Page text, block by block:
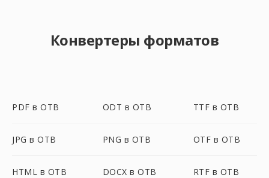
Конвертеры форматов
PDF в OTB ODT в OTB TTF в OTB
JPG в OTB PNG в OTB OTF в OTB
HTML в OTB DOCX в OTB RTF в OTB